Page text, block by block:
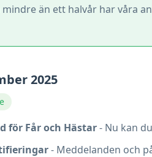
mindre än ett halvår har våra
2025
för Får och Hästar- Nu kan
- Meddelanden och